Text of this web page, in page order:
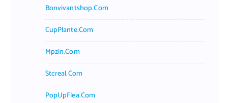
Bonvivantshop.com
CupPlante.com
Mpzin.com
Stcreal.com
PopUpFlea.com